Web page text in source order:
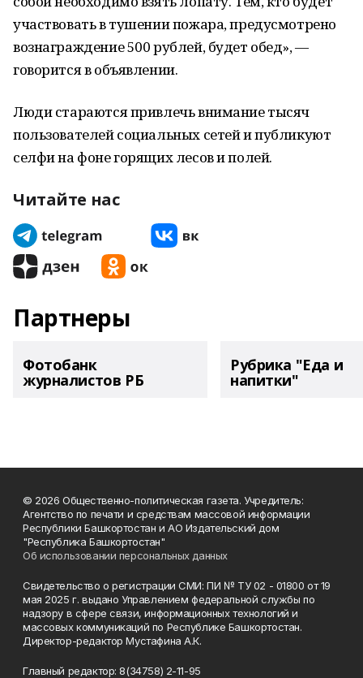
участвовать в тушении пожара, предусмотрено
вознаграждение 500 рублей, будет обед», —
говорится в объявлении.
Люди стараются привлечь внимание тысяч
пользователей социальных сетей и публикуют
селфи на фоне горящих лесов и полей.
Читайте нас
Партнеры
Фотобанк
журналистов РБ
Рубрика "Еда и
напитки"
© 2026 Общественно-политическая газета. Учредитель:
Агентство по печати и средствам массовой информации
Республики Башкортостан и АО Издательский дом
"Республика Башкортостан"
Об использовании персональных данных
Свидетельство о регистрации СМИ: ПИ № ТУ 02 - 01800 от 19
мая 2025 г. выдано Управлением федеральной службы по
надзору в сфере связи, информационных технологий и
массовых коммуникаций по Республике Башкортостан.
Директор-редактор Мустафина А.К.
Главный редактор: 8(34758) 2-11-95